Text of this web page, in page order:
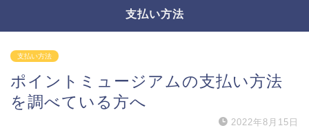
支払い方法
支払い方法
ポイントミュージアムの支払い方法
を調べている方へ
2022年8月15日